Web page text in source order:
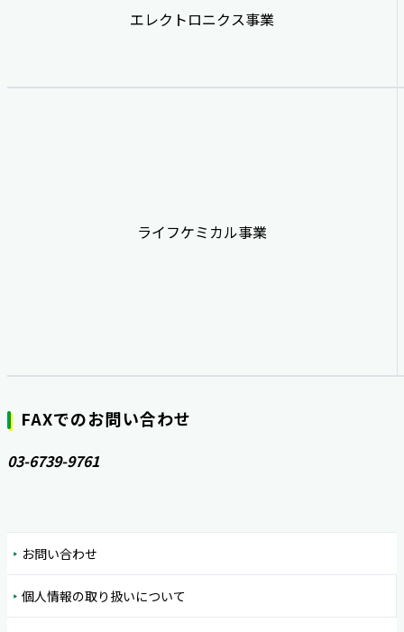
エレクトロニクス事業
ライフケミカル事業
FAXでのお問い合わせ
03-6739-9761
お問い合わせ
個人情報の取り扱いについて